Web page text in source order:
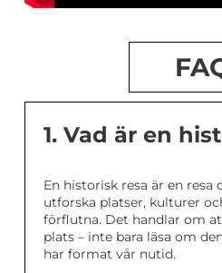
1. Vad är en
En historisk resa är en
utforska platser, kulturer
förflutna. Det handlar om
plats – inte bara läsa om
har format vår nutid.